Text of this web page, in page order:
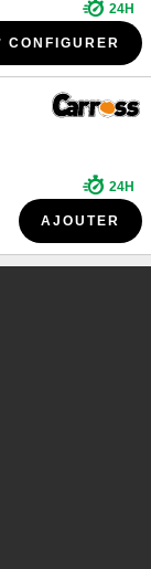
24H
CONFIGURER
24H
AJOUTER